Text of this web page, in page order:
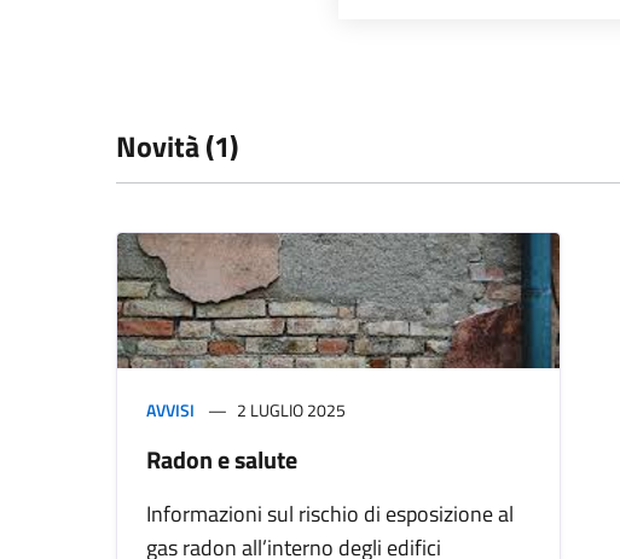
Novità (1)
AVVISI 2 LUGLIO 2025
Radon e salute
Informazioni sul rischio di esposizione al
gas radon all’interno degli edifici